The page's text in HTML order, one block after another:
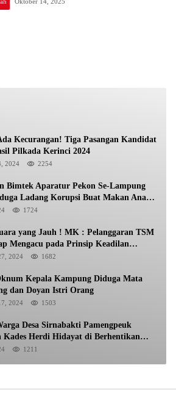
Kecurangan! Tiga Pasangan Kandidat
Pilkada Kerinci 2024
2024 2254
Bimtek Aparatur Pekon Se-Lampung
Ladang Korupsi Buat Makan Anak
1724
yang Jauh ! MK : Pelanggaran TSM
Mengacu pada Prinsip Keadilan
2024 1682
Kepala Kampung Diduga Mata
dan Doyan Istri Orang
2024 1503
Desa Sirnabakti Pamengpeuk
Kades Herdi Hidayat di Berhentikan
nya
1211